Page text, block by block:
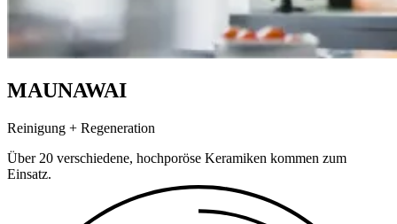
MAUNAWAI
Reinigung + Regeneration
Über 20 verschiedene, hochporöse Keramiken kommen zum
Einsatz.